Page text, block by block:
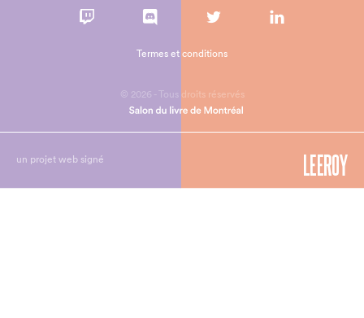
© 2026 - Tous droits réservés
Termes et conditions
un projet web signé